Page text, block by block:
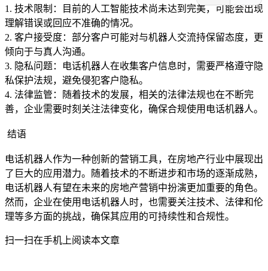
1. 技术限制：目前的人工智能技术尚未达到完美，可能会出现
理解错误或回应不准确的情况。
2. 客户接受度：部分客户可能对与机器人交流持保留态度，更
倾向于与真人沟通。
3. 隐私问题：电话机器人在收集客户信息时，需要严格遵守隐
私保护法规，避免侵犯客户隐私。
4. 法律监管：随着技术的发展，相关的法律法规也在不断完
善，企业需要时刻关注法律变化，确保合规使用电话机器人。
结语
电话机器人作为一种创新的营销工具，在房地产行业中展现出
了巨大的应用潜力。随着技术的不断进步和市场的逐渐成熟，
电话机器人有望在未来的房地产营销中扮演更加重要的角色。
然而，企业在使用电话机器人时，也需要关注技术、法律和伦
理等多方面的挑战，确保其应用的可持续性和合规性。
扫一扫在手机上阅读本文章